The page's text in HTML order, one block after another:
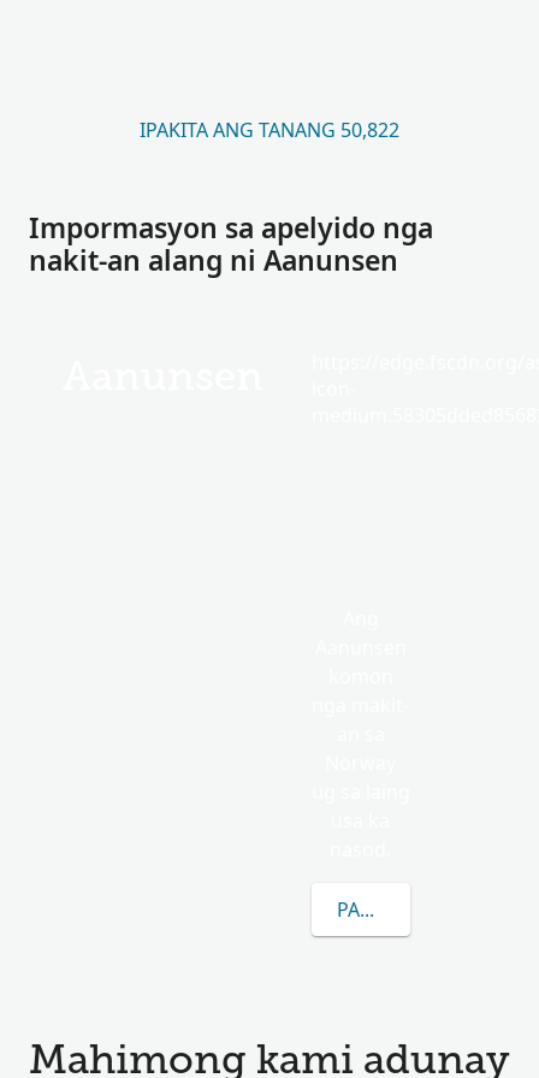
IPAKITA ANG TANANG 50,822
Impormasyon sa apelyido nga
nakit-an alang ni Aanunsen
PAGKAT-ON OG
Mahimong kami adunay